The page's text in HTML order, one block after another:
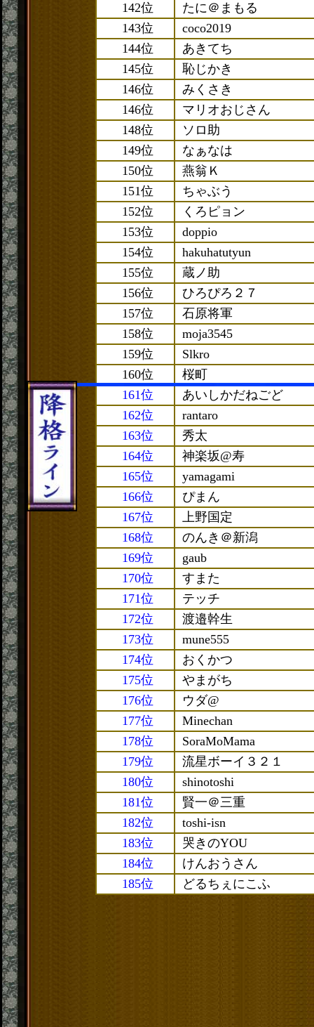
142位
たに＠まもる
143位
coco2019
144位
あきてち
145位
恥じかき
146位
みくさき
146位
マリオおじさん
148位
ソロ助
149位
なぁなは
150位
燕翁Ｋ
151位
ちゃぶう
152位
くろピョン
153位
doppio
154位
hakuhatutyun
155位
蔵ノ助
156位
ひろぴろ２７
157位
石原将軍
158位
moja3545
159位
Slkro
160位
桜町
161位
あいしかだねごど
162位
rantaro
163位
秀太
164位
神楽坂@寿
165位
yamagami
166位
ぴまん
167位
上野国定
168位
のんき＠新潟
169位
gaub
170位
すまた
171位
テッチ
172位
渡邉幹生
173位
mune555
174位
おくかつ
175位
やまがち
176位
ウダ@
177位
Minechan
178位
SoraMoMama
179位
流星ボーイ３２１
180位
shinotoshi
181位
賢一＠三重
182位
toshi-isn
183位
哭きのYOU
184位
けんおうさん
185位
どるちぇにこふ